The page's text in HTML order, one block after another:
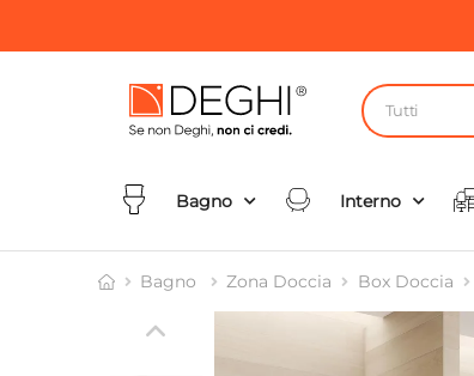
Tutti
Bagno Interno
Bagno Zona Doccia Box Doccia